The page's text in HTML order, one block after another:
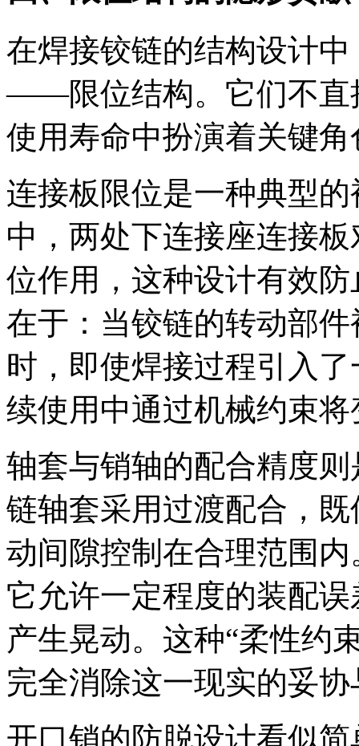
在焊接铰链的结构设计
——限位结构。它们不直
使用寿命中扮演着关键角
连接板限位是一种典型
中，两处下连接座连接
位作用，这种设计有效
在于：当铰链的转动部
时，即使焊接过程引入
续使用中通过机械约束
轴套与销轴的配合精度
链轴套采用过渡配合，
动间隙控制在合理范围
它允许一定程度的装配
产生晃动。这种“柔性约
完全消除这一现实的妥
开口销的防脱设计看似